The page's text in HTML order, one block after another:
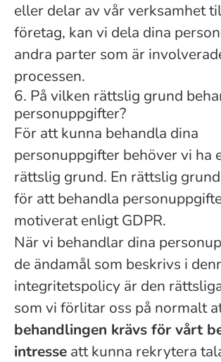
eller delar av vår verksamhet
företag, kan vi dela dina
andra parter som är
processen.
6. På vilken rättslig grund
personuppgifter?
För att kunna behandla dina
personuppgifter behöver vi ha
rättslig grund. En rättslig
för att behandla
motiverat enligt GDPR.
När vi behandlar dina
de ändamål som beskrivs i
integritetspolicy är den
som vi förlitar oss på normalt
behandlingen krävs för vårt
intresse att kunna rekrytera